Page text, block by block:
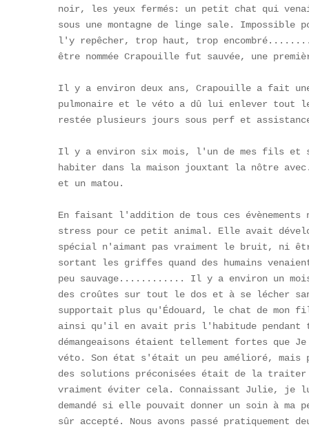
noir, les yeux fermés: un petit chat qui
sous une montagne de linge sale. Impossible
l'y repêcher, trop haut, trop
être nommée Crapouille fut sauvée, une
Il y a environ deux ans, Crapouille a fait
pulmonaire et le véto a dû lui enlever tout
restée plusieurs jours sous perf et
Il y a environ six mois, l'un de mes fils et
habiter dans la maison jouxtant la nôtre
et un matou.
En faisant l'addition de tous ces évènements
stress pour ce petit animal. Elle avait
spécial n'aimant pas vraiment le bruit, ni
sortant les griffes quand des humains
peu sauvage............ Il y a environ un
des croûtes sur tout le dos et à se lécher
supportait plus qu'Édouard, le chat de mon
ainsi qu'il en avait pris l'habitude
démangeaisons étaient tellement fortes que
véto. Son état s'était un peu amélioré, mais
des solutions préconisées était de la
vraiment éviter cela. Connaissant Julie, je
demandé si elle pouvait donner un soin à
sûr accepté. Nous avons passé pratiquement